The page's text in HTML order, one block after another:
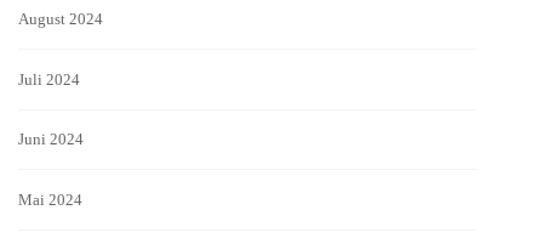
August 2024
Juli 2024
Juni 2024
Mai 2024